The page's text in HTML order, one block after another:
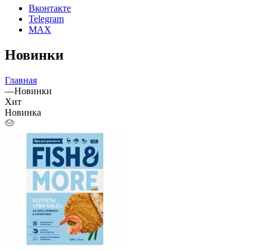
Вконтакте
Telegram
MAX
Новинки
Главная
—Новинки
Хит
Новинка